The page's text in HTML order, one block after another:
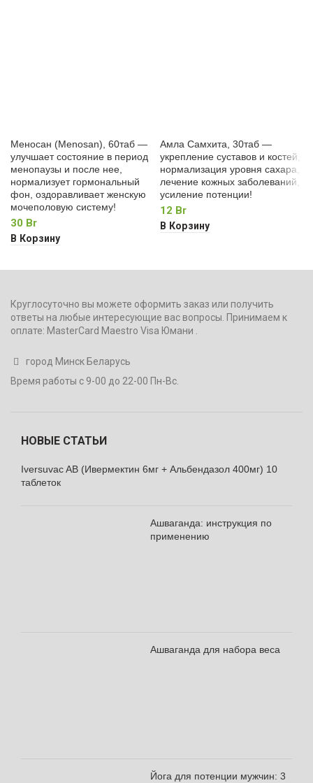
Меносан (Menosan), 60таб —
улучшает состояние в период
менопаузы и после нее,
нормализует гормональный
фон, оздоравливает женскую
мочеполовую систему!
30 Br
В Корзину
Амла Самхита, 30таб —
укрепление суставов и костей,
нормализация уровня сахара,
лечение кожных заболеваний,
усиление потенции!
12 Br
В Корзину
Круглосуточно вы можете оформить заказ или получить
ответы на любые интересующие вас вопросы. Принимаем к
оплате: MasterCard Maestro Visa Юмани .
город Минск Беларусь
Время работы с 9-00 до 22-00 Пн-Вс.
НОВЫЕ СТАТЬИ
Iversuvac AB (Ивермектин 6мг + Альбендазол 400мг) 10
таблеток
Ашваганда: инструкция по
применению
Ашваганда для набора веса
Йога для потенции мужчин: 3